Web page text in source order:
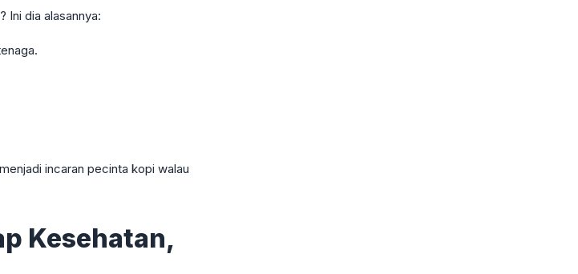
Ini dia alasannya:
incaran pecinta kopi walau
Kesehatan,